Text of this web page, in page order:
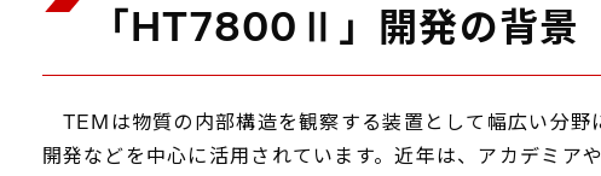
「HT7800Ⅱ」開発の背景
TEMは物質の内部構造を観察する装置として幅広い分野
開発などを中心に活用されています。近年は、アカデミ